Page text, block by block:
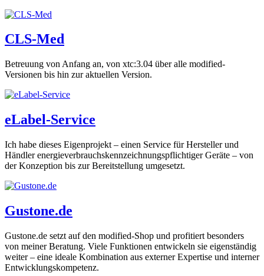
CLS-Med
Betreuung von Anfang an, von xtc:3.04 über alle modified-
Versionen bis hin zur aktuellen Version.
eLabel-Service
Ich habe dieses Eigenprojekt – einen Service für Hersteller und
Händler energieverbrauchskennzeichnungspflichtiger Geräte – von
der Konzeption bis zur Bereitstellung umgesetzt.
Gustone.de
Gustone.de setzt auf den modified-Shop und profitiert besonders
von meiner Beratung. Viele Funktionen entwickeln sie eigenständig
weiter – eine ideale Kombination aus externer Expertise und interner
Entwicklungskompetenz.